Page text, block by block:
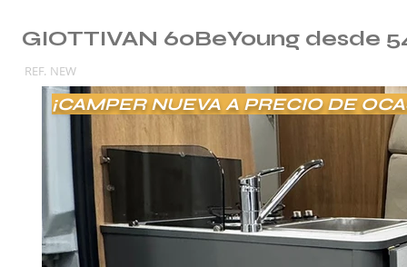
GIOTTIVAN 60BeYoung desde
REF. NEW
¡CAMPER NUEVA A PRECIO DE